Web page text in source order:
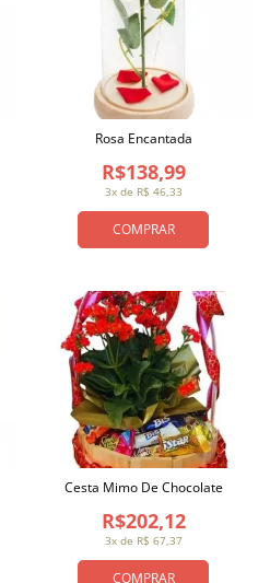
COMPRAR
3x de R$ 46,33
R$138,99
Rosa Encantada
COMPRAR
3x de R$ 67,37
R$202,12
Cesta Mimo De Chocolate